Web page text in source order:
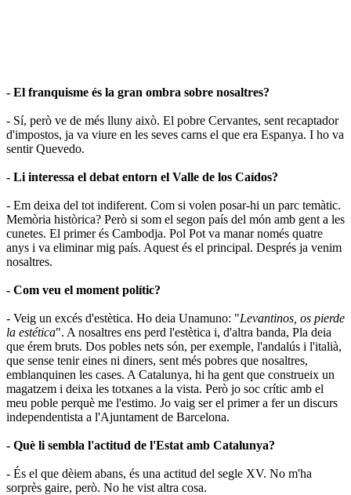
- El franquisme és la gran ombra sobre nosaltres?
- Sí, però ve de més lluny això. El pobre Cervantes, sent recaptador
d'impostos, ja va viure en les seves carns el que era Espanya. I ho va
sentir Quevedo.
- Li interessa el debat entorn el Valle de los Caídos?
- Em deixa del tot indiferent. Com si volen posar-hi un parc temàtic.
Memòria històrica? Però si som el segon país del món amb gent a les
cunetes. El primer és Cambodja. Pol Pot va manar només quatre
anys i va eliminar mig país. Aquest és el principal. Després ja venim
nosaltres.
- Com veu el moment polític?
- Veig un excés d'estètica. Ho deia Unamuno: "Levantinos, os pierde
la estética". A nosaltres ens perd l'estètica i, d'altra banda, Pla deia
que érem bruts. Dos pobles nets són, per exemple, l'andalús i l'italià,
que sense tenir eines ni diners, sent més pobres que nosaltres,
emblanquinen les cases. A Catalunya, hi ha gent que construeix un
magatzem i deixa les totxanes a la vista. Però jo soc crític amb el
meu poble perquè me l'estimo. Jo vaig ser el primer a fer un discurs
independentista a l'Ajuntament de Barcelona.
- Què li sembla l'actitud de l'Estat amb Catalunya?
- És el que dèiem abans, és una actitud del segle XV. No m'ha
sorprès gaire, però. No he vist altra cosa.